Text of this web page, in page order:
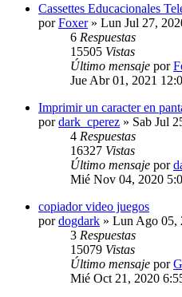
Cassettes Educacionales
porFoxer» Lun Jul 27,
6 Respuestas
15505 Vistas
Último mensaje por
Jue Abr 01, 2021
Imprimir un caracter en
pordark_cperez » Sab Jul
4 Respuestas
16327 Vistas
Último mensaje por
Mié Nov 04, 2020
copiador video juegos
pordogdark » Lun Ago 05,
3 Respuestas
15079 Vistas
Último mensaje por
Mié Oct 21, 2020